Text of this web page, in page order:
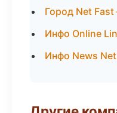
Город Net
Инфо Online
Инфо News